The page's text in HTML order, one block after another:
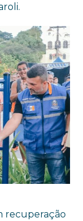
recuperação